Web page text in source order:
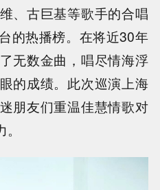
、古巨基等歌手的合唱
的热播榜。在将近30年
无数金曲，唱尽情海浮
的成绩。此次巡演上海
朋友们重温佳慧情歌对